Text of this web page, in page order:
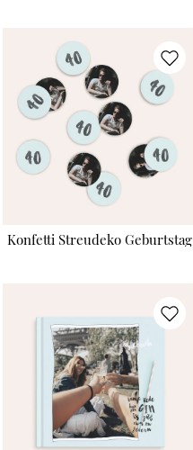
Konfetti Streudeko Geburtstag